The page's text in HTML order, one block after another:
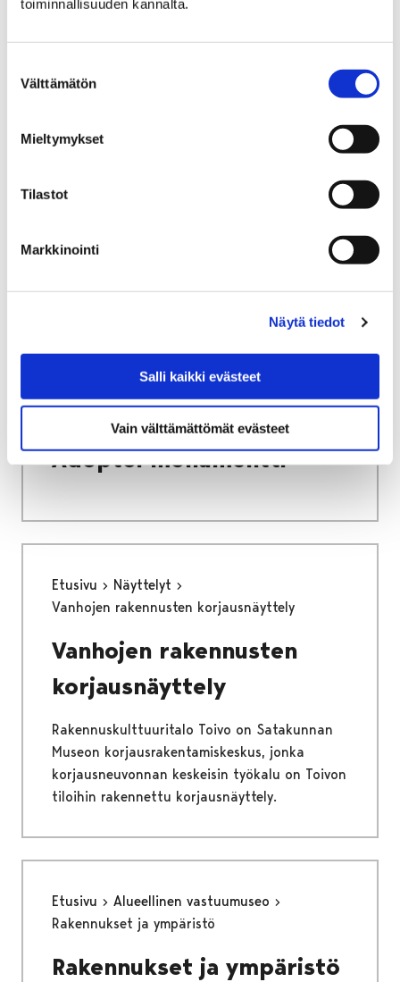
toiminnallisuuden kannalta.
valinta
Välttämätön
Mieltymykset
Tilastot
Markkinointi
Näytä tiedot
Salli kaikki evästeet
Vain välttämättömät evästeet
Saapuminen ja
Lainattavat kiertonäyttelyt
Tapetti (2010)
Tapetti (2010)
Alueellinen vastuumuseo
Adoptoi monumentti
Etusivu
Näyttelyt
Vanhojen rakennusten korjausnäyttely
Vanhojen rakennusten
korjausnäyttely
Rakennuskulttuuritalo Toivo on Satakunnan
Museon korjausrakentamiskeskus, jonka
korjausneuvonnan keskeisin työkalu on Toivon
tiloihin rakennettu korjausnäyttely.
Etusivu
Alueellinen vastuumuseo
Rakennukset ja ympäristö
Rakennukset ja ympäristö